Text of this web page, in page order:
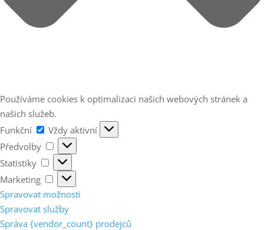
Používáme cookies k optimalizaci našich webových stránek a
našich služeb.
Funkční
Funkční
Vždy aktivní
Předvolby
Předvolby
Statistiky
Statistiky
Marketing
Marketing
Spravovat možnosti
Spravovat služby
Správa {vendor_count} prodejců